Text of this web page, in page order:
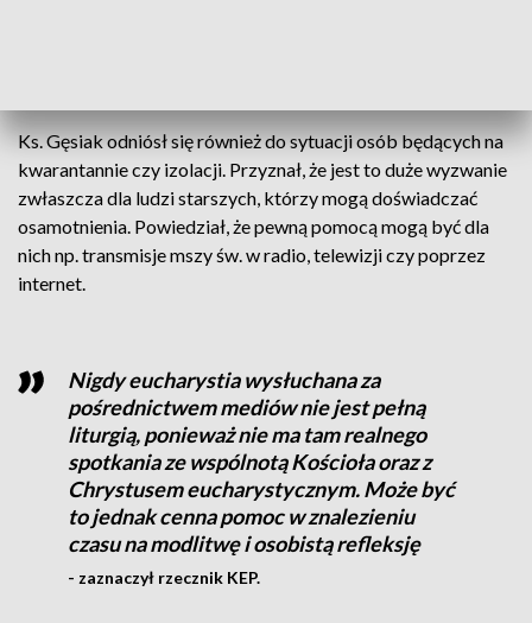
Ks. Gęsiak odniósł się również do sytuacji osób będących na
kwarantannie czy izolacji. Przyznał, że jest to duże wyzwanie
zwłaszcza dla ludzi starszych, którzy mogą doświadczać
osamotnienia. Powiedział, że pewną pomocą mogą być dla
nich np. transmisje mszy św. w radio, telewizji czy poprzez
internet.
Nigdy eucharystia wysłuchana za
pośrednictwem mediów nie jest pełną
liturgią, ponieważ nie ma tam realnego
spotkania ze wspólnotą Kościoła oraz z
Chrystusem eucharystycznym. Może być
to jednak cenna pomoc w znalezieniu
czasu na modlitwę i osobistą refleksję
- zaznaczył rzecznik KEP.